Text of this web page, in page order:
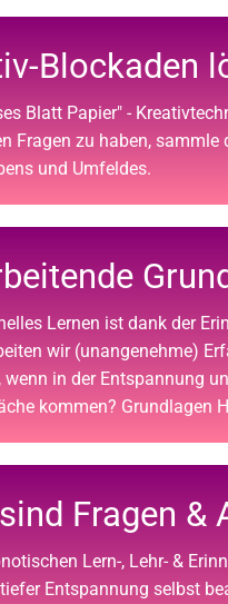
Blockaden
Blatt Papier" -
Fragen zu haben,
und Umfeldes.
Lernen ist dank der
wir (unangenehme)
in der Entspannung
kommen? Grundlagen
Fragen &
Lern-, Lehr- &
Entspannung selbst